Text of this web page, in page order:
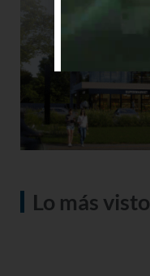
Lo más visto